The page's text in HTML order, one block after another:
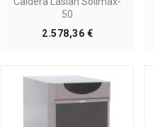
50
2.578,36 €Precio